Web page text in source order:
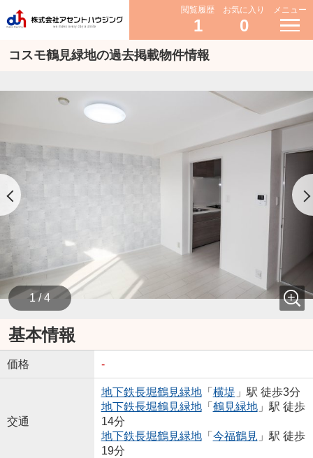
閲覧履歴
1
お気に入り
0
メニュー
コスモ鶴見緑地の過去掲載物件情報
1 / 4
基本情報
価格 -
交通
地下鉄長堀鶴見緑地「 横堤 」駅 徒歩3分
地下鉄長堀鶴見緑地「 鶴見緑地」駅 徒歩
14分
地下鉄長堀鶴見緑地「 今福鶴見 」駅 徒歩
19分